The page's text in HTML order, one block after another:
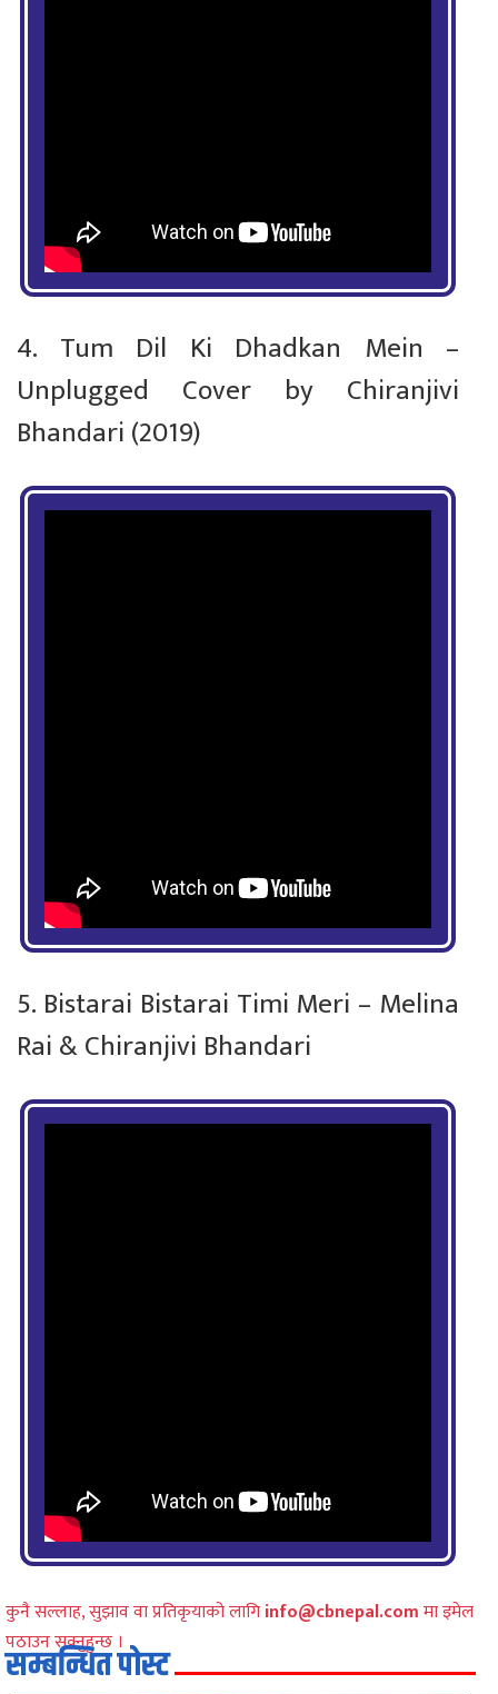
4. Tum Dil Ki Dhadkan Mein –
Unplugged Cover by Chiranjivi
Bhandari (2019)
5. Bistarai Bistarai Timi Meri – Melina
Rai & Chiranjivi Bhandari
कुनै सल्लाह, सुझाव वा प्रतिकृयाको लागिinfo@cbnepal.comमा इमेल
पठाउन सक्नुहुन्छ ।
सम्बन्धित पोस्ट